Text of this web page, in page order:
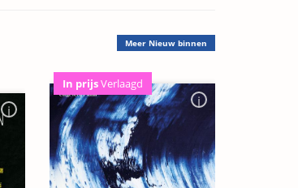
Meer Nieuw binnen
In prijsVerlaagd